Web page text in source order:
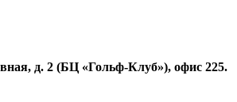
д. 2 (БЦ «Гольф-Клуб»), офис 225.